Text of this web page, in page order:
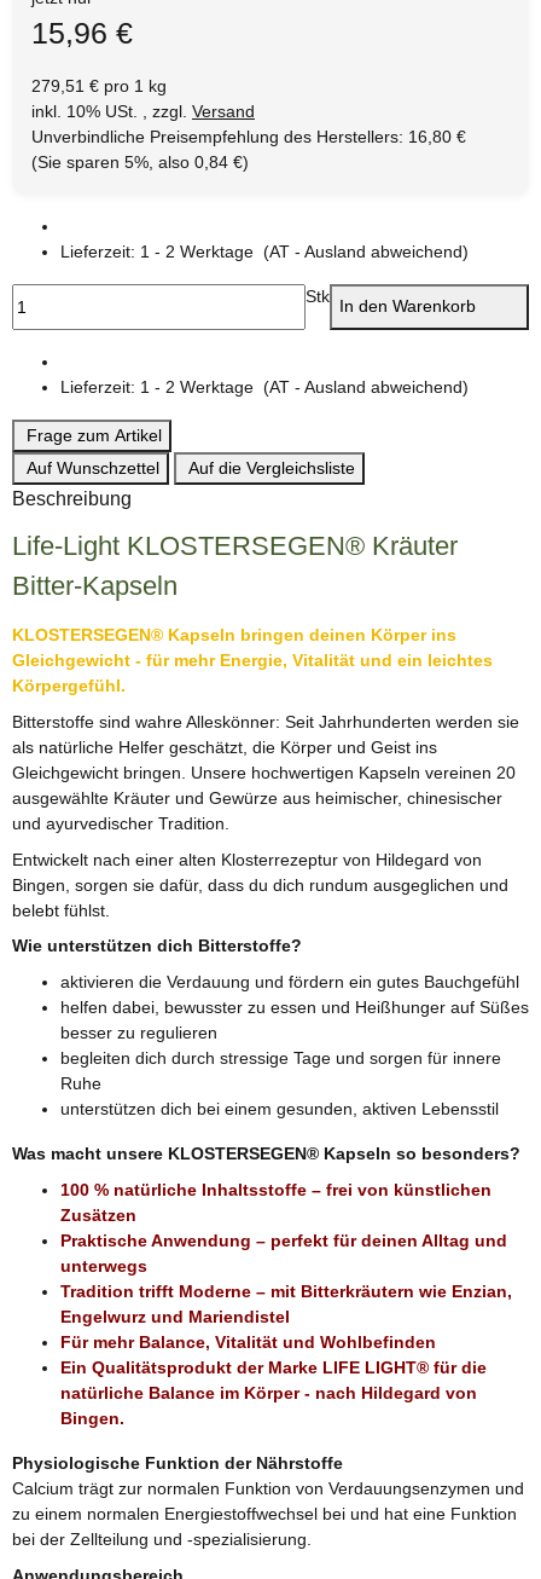
15,96 €
279,51 € pro 1 kg
inkl. 10% USt. , zzgl. Versand
Unverbindliche Preisempfehlung des Herstellers: 16,80 €
(Sie sparen 5%, also 0,84 €)
Lieferzeit: 1 - 2 Werktage (AT - Ausland abweichend)
Stk In den Warenkorb
Lieferzeit: 1 - 2 Werktage (AT - Ausland abweichend)
Frage zum Artikel
Auf Wunschzettel
Auf die Vergleichsliste
Beschreibung
Life-Light KLOSTERSEGEN® Kräuter
Bitter-Kapseln
KLOSTERSEGEN® Kapseln bringen deinen Körper ins
Gleichgewicht - für mehr Energie, Vitalität und ein leichtes
Körpergefühl.
Bitterstoffe sind wahre Alleskönner: Seit Jahrhunderten werden sie
als natürliche Helfer geschätzt, die Körper und Geist ins
Gleichgewicht bringen. Unsere hochwertigen Kapseln vereinen 20
ausgewählte Kräuter und Gewürze aus heimischer, chinesischer
und ayurvedischer Tradition.
Entwickelt nach einer alten Klosterrezeptur von Hildegard von
Bingen, sorgen sie dafür, dass du dich rundum ausgeglichen und
belebt fühlst.
Wie unterstützen dich Bitterstoffe?
aktivieren die Verdauung und fördern ein gutes Bauchgefühl
helfen dabei, bewusster zu essen und Heißhunger auf Süßes
besser zu regulieren
begleiten dich durch stressige Tage und sorgen für innere
Ruhe
unterstützen dich bei einem gesunden, aktiven Lebensstil
Was macht unsere KLOSTERSEGEN® Kapseln so besonders?
100 % natürliche Inhaltsstoffe – frei von künstlichen
Zusätzen
Praktische Anwendung – perfekt für deinen Alltag und
unterwegs
Tradition trifft Moderne – mit Bitterkräutern wie Enzian,
Engelwurz und Mariendistel
Für mehr Balance, Vitalität und Wohlbefinden
Ein Qualitätsprodukt der Marke LIFE LIGHT® für die
natürliche Balance im Körper - nach Hildegard von
Bingen.
Physiologische Funktion der Nährstoffe
Calcium trägt zur normalen Funktion von Verdauungsenzymen und
zu einem normalen Energiestoffwechsel bei und hat eine Funktion
bei der Zellteilung und -spezialisierung.
Anwendungsbereich